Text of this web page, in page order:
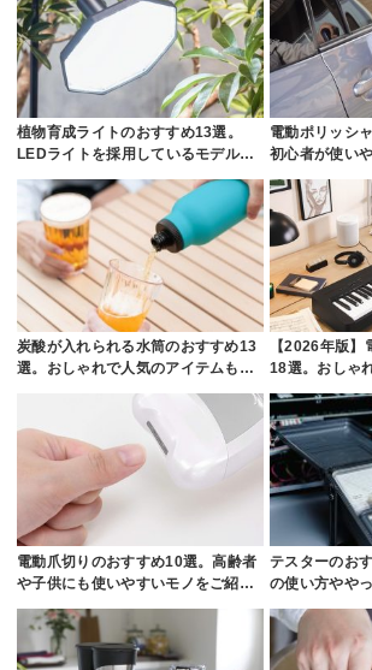
植物育成ライトのおすすめ13選。
LEDライトを採用しているモデル…
電動ポリッシ
初心者が使い
炭酸が入れられる水筒のおすすめ13
選。おしゃれで人気のアイテムも…
【2026年版
18選。おしゃ
電動爪切りのおすすめ10選。高齢者
や子供にも使いやすいモノをご紹…
テスターのお
の使い方やや